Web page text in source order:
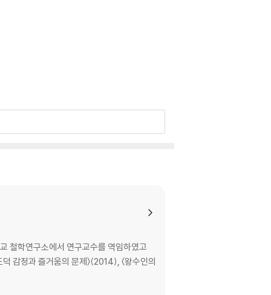
철학연구소에서 연구교수를 역임하였고
감정과 즐거움의 문제〉(2014), 〈왕수인의